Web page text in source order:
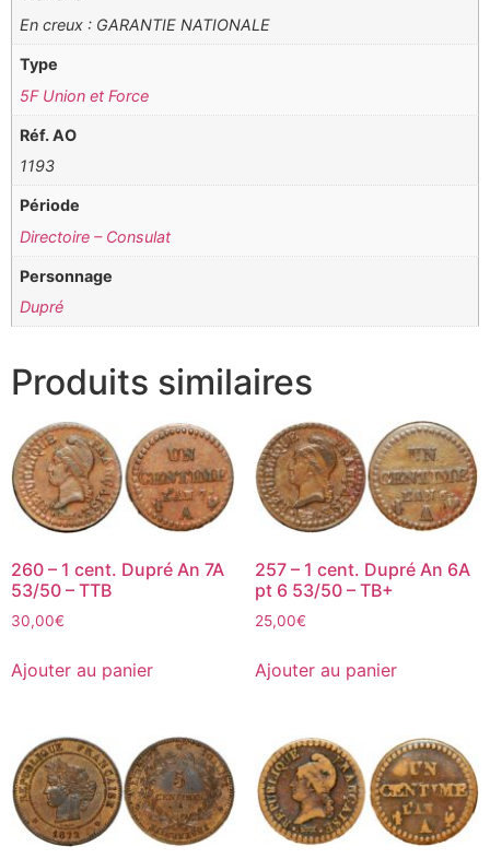
En creux : GARANTIE NATIONALE
Type
5F Union et Force
Réf. AO
1193
Période
Directoire – Consulat
Personnage
Dupré
Produits similaires
260 – 1 cent. Dupré An 7A
53/50 – TTB
30,00€
Ajouter au panier
257 – 1 cent. Dupré An 6A
pt 6 53/50 – TB+
25,00€
Ajouter au panier